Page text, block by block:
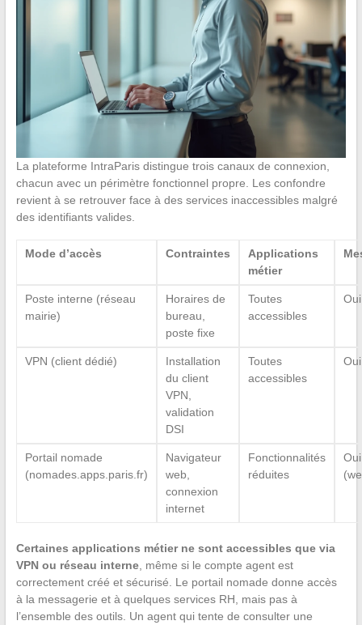
La plateforme IntraParis distingue trois canaux de connexion,
chacun avec un périmètre fonctionnel propre. Les confondre
revient à se retrouver face à des services inaccessibles malgré
des identifiants valides.
Mode d’accès Contraintes
Applications
métier
Poste interne (réseau
mairie)
Horaires de
bureau,
poste fixe
Toutes
accessibles
Oui
VPN (client dédié)
Installation
du client
VPN,
validation
DSI
Toutes
accessibles
Oui
Portail nomade
(nomades.apps.paris.fr)
Navigateur
web,
connexion
internet
Fonctionnalités
réduites
Oui
Certaines applications métier ne sont accessibles que via
VPN ou réseau interne, même si le compte agent est
correctement créé et sécurisé. Le portail nomade donne accès
à la messagerie et à quelques services RH, mais pas à
l’ensemble des outils. Un agent qui tente de consulter une